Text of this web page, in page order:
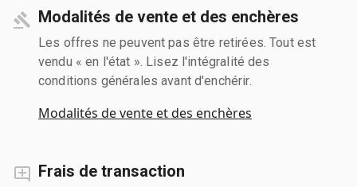
Modalités de vente et des enchères
Les offres ne peuvent pas être retirées. Tout est
vendu « en l'état ». Lisez l'intégralité des
conditions générales avant d'enchérir.
Modalités de vente et des enchères
Frais de transaction